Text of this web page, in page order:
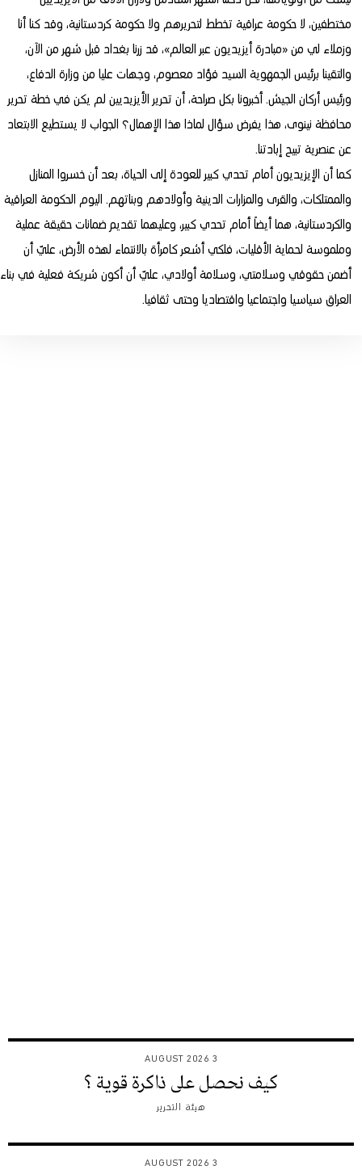
مختطفين، لا حكومة عراقية تخطط لتحريرهم ولا حكومة كردستانية، وقد كنا أنا
وزملاء لي من «مبادرة أيزيديون عبر العالم»، قد زرنا بغداد قبل شهر من الآن،
والتقينا برئيس الجمهوية السيد فؤاد معصوم، وجهات عليا من وزارة الدفاع،
ورئيس أركان الجيش. أخبرونا بكل صراحة، أن تحرير الأيزيديين لم يكن في خطة تحرير
محافظة نينوى، هذا يفرض سؤال لماذا هذا الإهمال؟ الجواب لا يستطيع الابتعاد
عن عنصرية تبيح إبادتنا.
كما أن الإيزيديون أمام تحدي كبير للعودة إلى الحياة، بعد أن خسروا المنازل
والممتلكات، والقرى والمزارات الدينية وأولادهم وبناتهم. اليوم الحكومة العراقية
والكردستانية، هما أيضاً أمام تحدي كبير، وعليهما تقديم ضمانات حقيقة عملية
وملموسة لحماية الأقليات، فلكي أشعر كامرأة بالانتماء لهذه الأرض، عليّ أن
أضمن حقوقي وسلامتي، وسلامة أولادي، عليّ أن أكون شريكة فعلية في بناء
العراق سياسيا واجتماعيا واقتصاديا وحتى ثقافيا.
3 AUGUST 2026
كيف نحصل على ذاكرة قوية ؟
هيئة التحرير
3 AUGUST 2026